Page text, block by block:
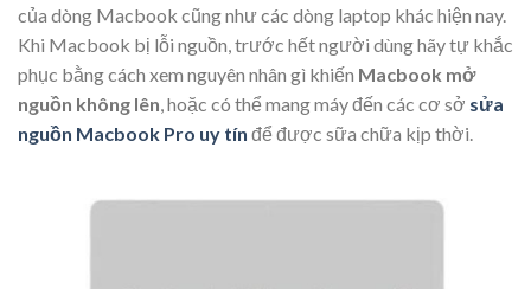
của dòng Macbook cũng như các dòng laptop khác hiện nay.
Khi Macbook bị lỗi nguồn, trước hết người dùng hãy tự khắc
phục bằng cách xem nguyên nhân gì khiến Macbook mở
nguồn không lên, hoặc có thể mang máy đến các cơ sở sửa
nguồn Macbook Pro uy tín để được sữa chữa kịp thời.